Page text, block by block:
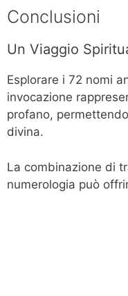
Conclusioni
Un Viaggio
Esplorare i 72 nomi
invocazione
profano,
divina.
La combinazione di
numerologia può